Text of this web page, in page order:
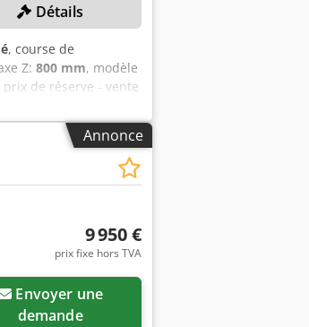
Détails
, course de
Z: 800 mm, modèle
prix de réserve - vente
: 1 200 mm Course
: ISO 40 Surface
DÉTAILS DE LA
4,2 x 3,3 x 3,15 m
Annonce
Demander plus
9 950 €
prix fixe hors TVA
demande